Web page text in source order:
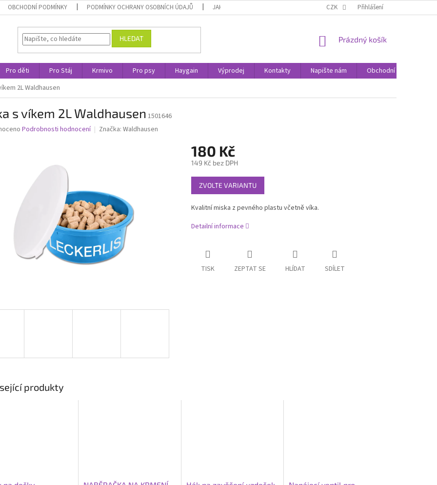
OBCHODNÍ PODMÍNKY PODMÍNKY OCHRANY OSOBNÍCH ÚDAJŮ JAK NAKUPOVAT CZK Přihlášení
HLEDAT
NÁKUPNÍ
Prázdný košík
Pro děti Pro Stáj Krmivo Pro psy Haygain Výprodej Kontakty Napište nám
Obchodní podmínky
2L Waldhausen
s víkem 2L Waldhausen 1501646
Podrobnosti hodnocení Značka: Waldhausen
180 Kč
149 Kč bez DPH
Měrná
cena:
ZVOLTE VARIANTU
Kvalitní miska z pevného plastu včetně víka.
Detailní informace
TISK ZEPTAT SE HLÍDAT SDÍLET
produkty